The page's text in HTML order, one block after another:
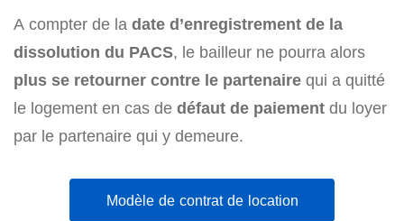
A compter de la date d’enregistrement de la
dissolution du PACS, le bailleur ne pourra alors
plus se retourner contre le partenaire qui a quitté
le logement en cas de défaut de paiement du loyer
par le partenaire qui y demeure.
Modèle de contrat de location